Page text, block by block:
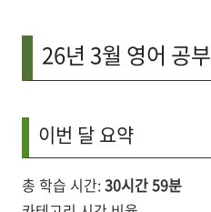
26년 3월 영어 공부
이번 달 요약
총 학습 시간:30시간 59분